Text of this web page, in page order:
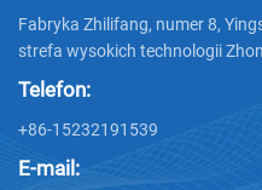
Fabryka Zhilifang, numer 8,
strefa wysokich technologii
Telefon:
+86-15232191539
E-mail: